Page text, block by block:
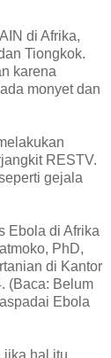
di Afrika,
Tiongkok.
karena
monyet dan
RESTV.
gejala
Ebola di Afrika
PhD,
di Kantor
(Baca: Belum
Ebola